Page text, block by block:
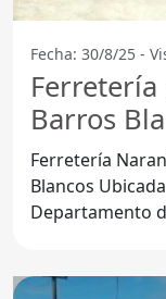
Fecha: 30/8/25 -
Barros
Ferretería
Blancos Ubicada en 15500 Barros Blancos, en el
Departamento